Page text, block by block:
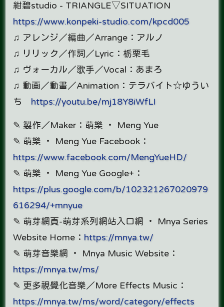
紺碧studio - TRIANGLE▽SITUATION
https://www.konpeki-studio.com/kpcd005
♫ アレンジ／編曲／Arrange：アルノ
♫ リリック／作詞／Lyric：栃栗毛
♫ ヴォーカル／歌手／Vocal：あまろ
♫ 動画／動畫／Animation：テラバイト☆ゆうい
ち https://youtu.be/mj18Y8iWfLI
✎ 製作／Maker：萌樂 ‧ Meng Yue
✎ 萌樂 ‧ Meng Yue Facebook：
https://www.facebook.com/MengYueHD/
✎ 萌樂 ‧ Meng Yue Google+：
https://plus.google.com/b/102321267020979
616294/+mnyue
✎ 萌芽網頁-萌芽系列網站入口網 ‧ Mnya Series
Website Home： https://mnya.tw/
✎ 萌芽音樂網 ‧ Mnya Music Website：
https://mnya.tw/ms/
✎ 更多視覺化音樂／More Effects Music：
https://mnya.tw/ms/word/category/effects